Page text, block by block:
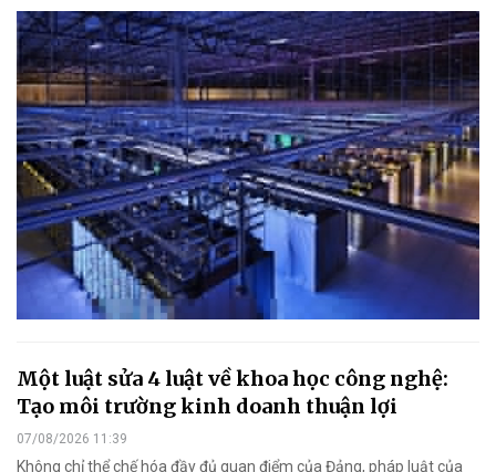
Một luật sửa 4 luật về khoa học công nghệ:
Tạo môi trường kinh doanh thuận lợi
07/08/2026 11:39
Không chỉ thể chế hóa đầy đủ quan điểm của Đảng, pháp luật của